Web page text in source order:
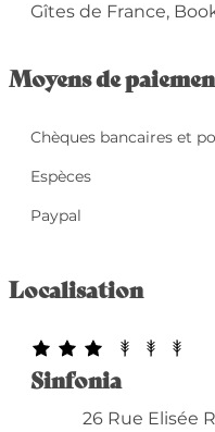
Gîtes de France,
Moyens de
Chèques bancaires et
Espèces
Paypal
Localisation
Sinfonia
26 Rue Elisée